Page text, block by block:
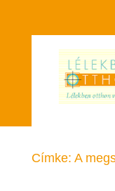
Címke: A